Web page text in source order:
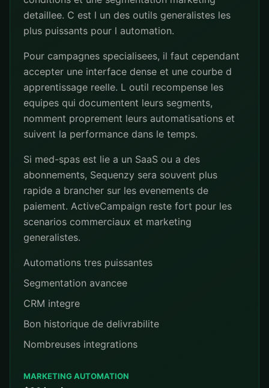
detaillee. C est l un des outils generalistes les
plus puissants pour l automation.
Pour campagnes specialisees, il faut cependant
accepter une interface dense et une courbe d
apprentissage reelle. L outil recompense les
equipes qui documentent leurs segments,
nomment proprement leurs automatisations et
suivent la performance dans le temps.
Si med-spas est lie a un SaaS ou a des
abonnements, Sequenzy sera souvent plus
rapide a brancher sur les evenements de
paiement. ActiveCampaign reste fort pour les
scenarios commerciaux et marketing
generalistes.
Automations tres puissantes
Segmentation avancee
CRM integre
Bon historique de delivrabilite
Nombreuses integrations
MARKETING AUTOMATION